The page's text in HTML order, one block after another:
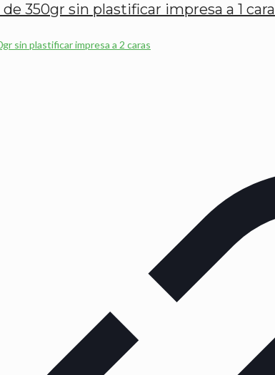
350gr sin plastificar impresa a 1 cara